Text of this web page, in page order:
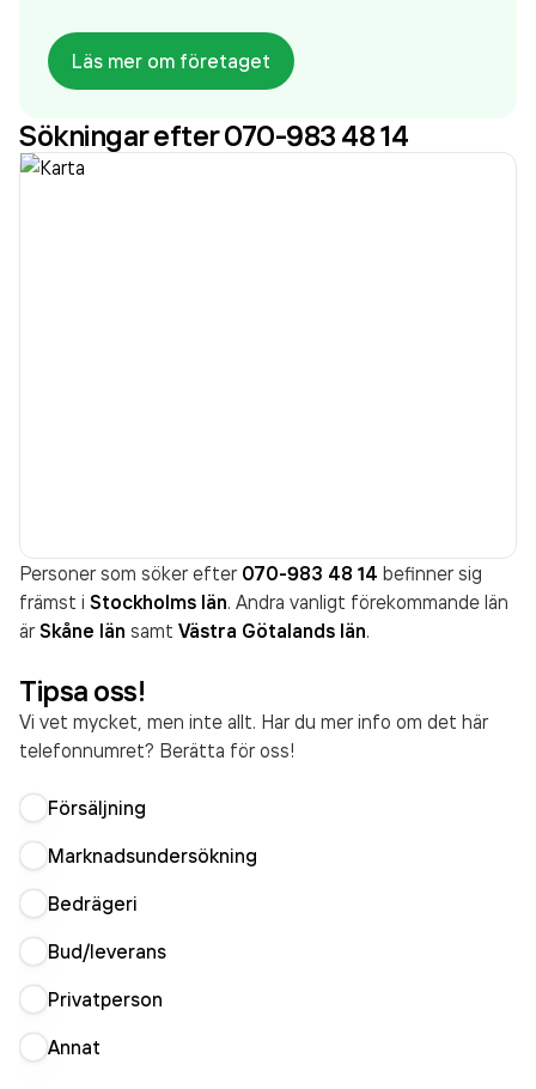
företaget. Bolaget är ett aktiebolag som varit aktivt
sedan 2008. Linuz Blomqvist
609 636 000,00 kr senaste räkenskapsåret
(2024).
Läs mer om företaget
Sökningar efter 070-983 48 14
Personer som söker efter 070-983 48 14 befinner sig
främst i Stockholms län. Andra vanligt förekommande län
är Skåne län samt Västra Götalands län.
Tipsa oss!
Vi vet mycket, men inte allt. Har du mer info om det här
telefonnumret? Berätta för oss!
Försäljning
Marknadsundersökning
Bedrägeri
Bud/leverans
Privatperson
Annat